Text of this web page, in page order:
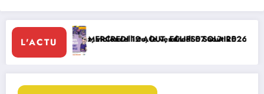
L'ACTU
violoncelliste, le vendredi 07 août 2026
MERCREDI 12 AOUT, ECLIPSE SOLAIRE Le 8 de